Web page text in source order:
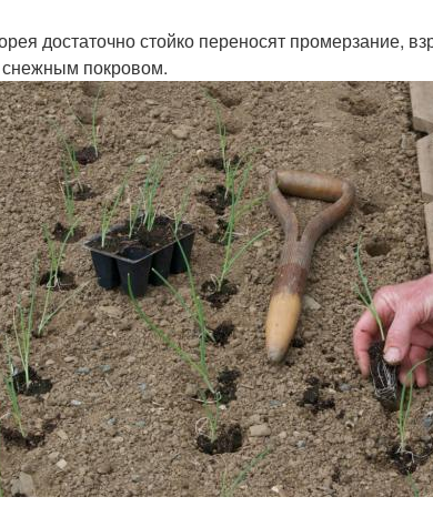
достаточно стойко переносят промерзание,
покровом.